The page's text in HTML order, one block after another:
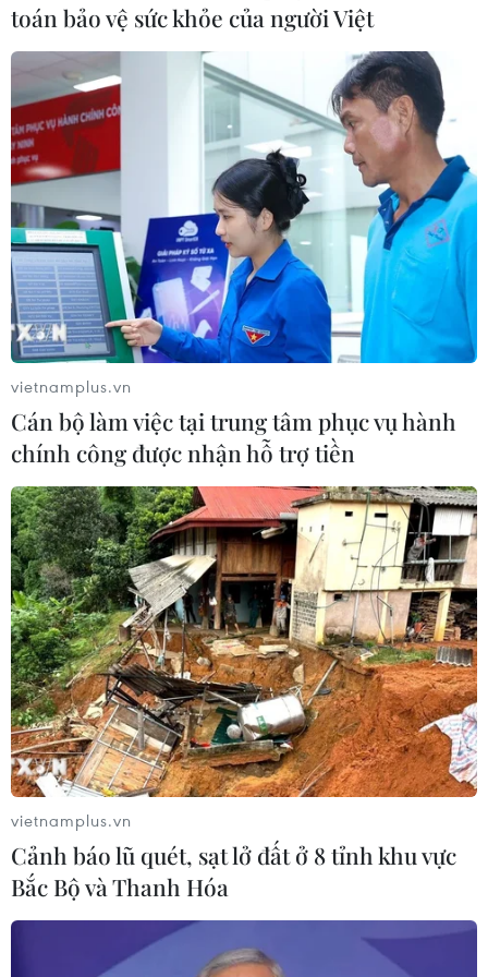
việc giá khí đốt ở Mỹ “rơi tự do,” giảm hơn 50%
kể từ giữa tháng 1 đến nay./.
Giá khí đốt tự nhiên có thể
tăng cao khi EU chuẩn bị
giảm dần khí đốt của Nga
EU có thể sẽ nhận ít khí đốt của
Nga hơn sau khi Ukraine ra tín
hiệu nước này không có ý định
gia hạn thỏa thuận cung cấp khí
đốt tự nhiên khi hết hạn vào ngày
31/12/2024.
(TTXVN/Vietnam+)
#Nhiên liệu
#Chỉ số giá tiêu dùng
Mỹ
toán bảo vệ sức khỏe của người Việt
vietnamplus.vn
Cán bộ làm việc tại trung tâm phục vụ hành
chính công được nhận hỗ trợ tiền
vietnamplus.vn
Cảnh báo lũ quét, sạt lở đất ở 8 tỉnh khu vực
Bắc Bộ và Thanh Hóa